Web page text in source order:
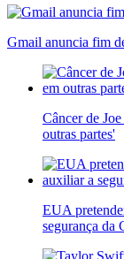
Gmail anuncia fim
Câncer de
outras partes'
EUA
segurança da